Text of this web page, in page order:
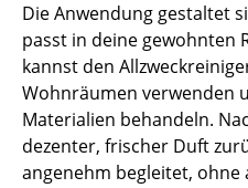
Die Anwendung gestaltet
passt in deine gewohnten
kannst den
Wohnräumen verwenden
Materialien behandeln.
dezenter, frischer Duft
angenehm begleitet, ohne